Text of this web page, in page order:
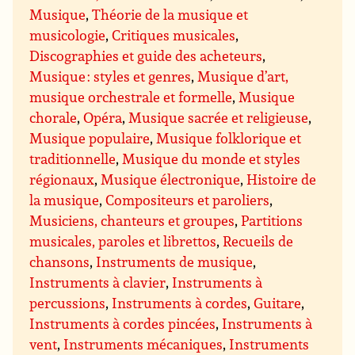
Musique,Théorie de la musique et
musicologie,Critiques musicales,
Discographies et guide des acheteurs,
Musique : styles et genres,Musique d’art,
musique orchestrale et formelle,Musique
chorale,Opéra,Musique sacrée et religieuse,
Musique populaire,Musique folklorique et
traditionnelle,Musique du monde et styles
régionaux,Musique électronique,Histoire de
la musique,Compositeurs et paroliers,
Musiciens, chanteurs et groupes,Partitions
musicales, paroles et librettos,Recueils de
chansons, Instruments de musique,
Instruments à clavier, Instruments à
percussions, Instruments à cordes,Guitare,
Instruments à cordes pincées, Instruments à
vent, Instruments mécaniques, Instruments